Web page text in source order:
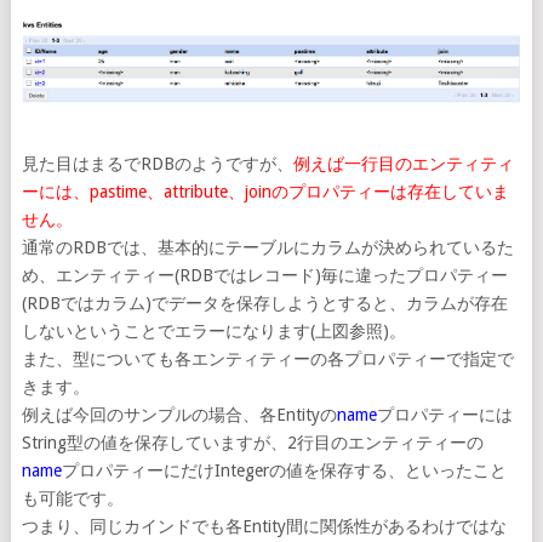
見た目はまるでRDBのようですが、 例えば一行目のエンティティ
ーには、pastime、attribute、joinのプロパティーは存在していま
せん。
通常のRDBでは、基本的にテーブルにカラムが決められているた
め、エンティティー(RDBではレコード)毎に違ったプロパティー
(RDBではカラム)でデータを保存しようとすると、カラムが存在
しないということでエラーになります(上図参照)。
また、型についても各エンティティーの各プロパティーで指定で
きます。
例えば今回のサンプルの場合、各Entityのnameプロパティーには
String型の値を保存していますが、2行目のエンティティーの
nameプロパティーにだけIntegerの値を保存する、といったこと
も可能です。
つまり、同じカインドでも各Entity間に関係性があるわけではな